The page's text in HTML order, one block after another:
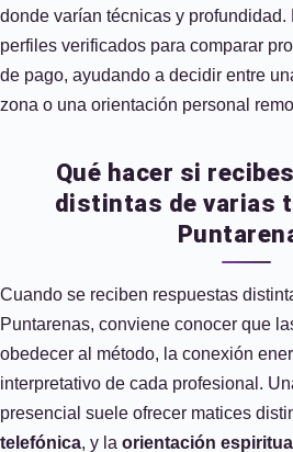
donde varían técnicas y profundidad.
perfiles verificados para comparar
de pago, ayudando a decidir entre
zona o una orientación personal
Qué hacer si
distintas de varias
Cuando se reciben respuestas
Puntarenas, conviene conocer que
obedecer al método, la conexión
interpretativo de cada profesional.
presencial suele ofrecer matices
telefónica, y la orientación espiritual